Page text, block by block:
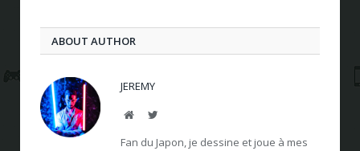
ABOUT AUTHOR
JEREMY
WebsiteTwitter
Fan du Japon, je dessine et joue à mes